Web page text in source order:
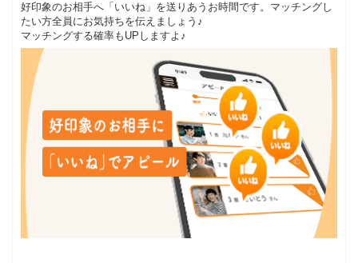
好印象のお相手へ「いいね」を送りあうお時間です。マッチングし
たい方全員にお気持ちを伝えましょう♪
マッチングする確率もUPしますよ♪